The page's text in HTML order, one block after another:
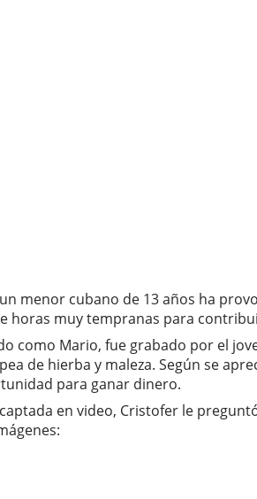
menor cubano de 13 años ha
horas muy tempranas para
como Mario, fue grabado por el
de hierba y maleza. Según se
para ganar dinero.
en video, Cristofer le